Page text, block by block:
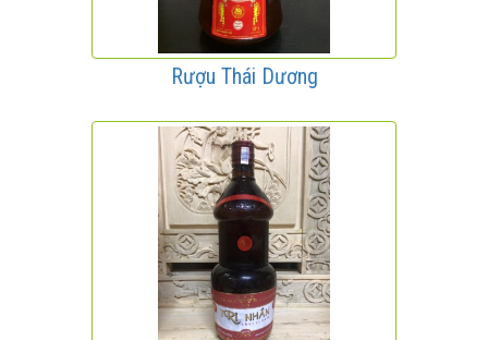
Rượu Thái Dương